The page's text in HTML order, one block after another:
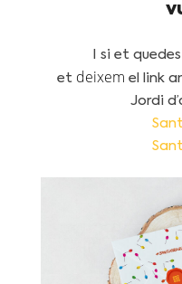
si et
et deixem el link
Jordi